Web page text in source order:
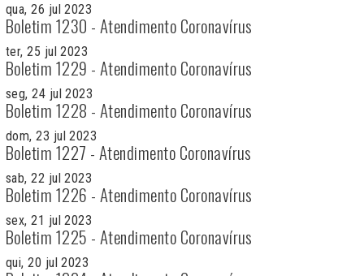
qua, 26 jul 2023
Boletim 1230 - Atendimento Coronavírus
ter, 25 jul 2023
Boletim 1229 - Atendimento Coronavírus
seg, 24 jul 2023
Boletim 1228 - Atendimento Coronavírus
dom, 23 jul 2023
Boletim 1227 - Atendimento Coronavírus
sab, 22 jul 2023
Boletim 1226 - Atendimento Coronavírus
sex, 21 jul 2023
Boletim 1225 - Atendimento Coronavírus
qui, 20 jul 2023